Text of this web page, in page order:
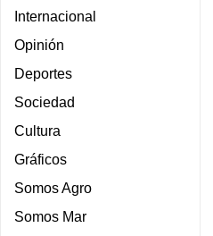
Internacional
Opinión
Deportes
Sociedad
Cultura
Gráficos
Somos Agro
Somos Mar